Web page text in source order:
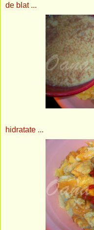
de blat ...
-adaugi
hidratate ...